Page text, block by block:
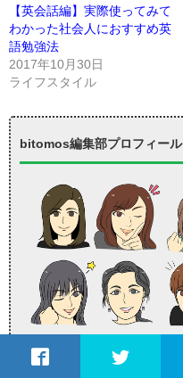
【英会話編】実際使ってみて
わかった社会人におすすめ英
語勉強法
2017年10月30日
ライフスタイル
bitomos編集部プロフィール